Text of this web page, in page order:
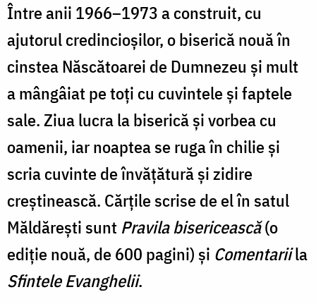
Între anii 1966–1973 a construit, cu
ajutorul credincioşilor, o biserică nouă în
cinstea Născătoarei de Dumnezeu şi mult
a mângâiat pe toţi cu cuvintele şi faptele
sale. Ziua lucra la biserică şi vorbea cu
oamenii, iar noaptea se ruga în chilie şi
scria cuvinte de învăţătură şi zidire
creştinească. Cărţile scrise de el în satul
Măldăreşti sunt Pravila bisericească(o
ediţie nouă, de 600 pagini) şi Comentariila
Sfintele Evanghelii.